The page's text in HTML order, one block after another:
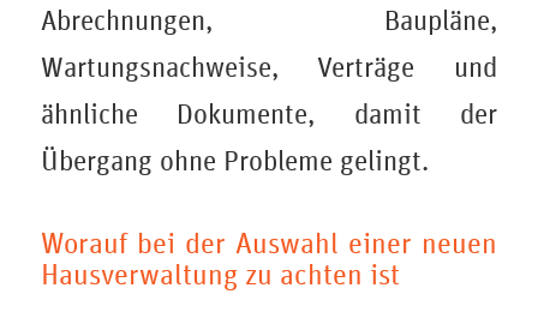
Abrechnungen, Baupläne,
Wartungsnachweise, Verträge und
ähnliche Dokumente, damit der
Übergang ohne Probleme gelingt.
Worauf bei der Auswahl einer neuen
Hausverwaltung zu achten ist